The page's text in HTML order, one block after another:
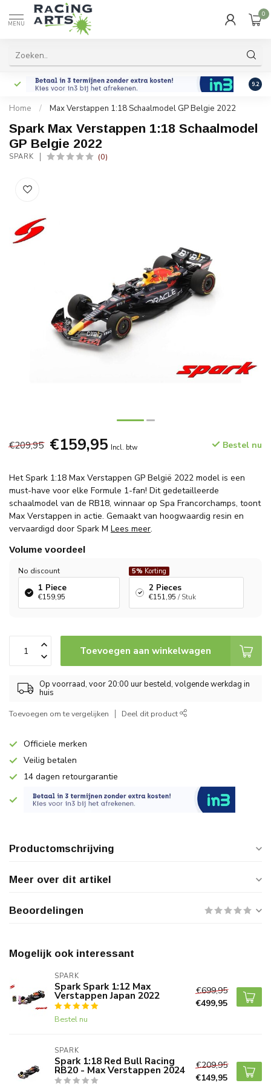
MENU
0
9.2
Home / Max Verstappen 1:18 Schaalmodel GP Belgie 2022
Spark Max Verstappen 1:18 Schaalmodel
GP Belgie 2022
SPARK (0)
€209,95 €159,95 Incl. btw Bestel nu
Het Spark 1:18 Max Verstappen GP België 2022 model is een
must-have voor elke Formule 1-fan! Dit gedetailleerde
schaalmodel van de RB18, winnaar op Spa Francorchamps, toont
Max Verstappen in actie. Gemaakt van hoogwaardig resin en
vervaardigd door Spark M Lees meer.
Volume voordeel
No discount
1 Piece
€159,95
5% Korting
2 Pieces
€151,95 / Stuk
Toevoegen aan winkelwagen
Op voorraad, voor 20:00 uur besteld, volgende werkdag in
huis
Toevoegen om te vergelijken Deel dit product
Officiele merken
Veilig betalen
14 dagen retourgarantie
Productomschrijving
Meer over dit artikel
Beoordelingen
Mogelijk ook interessant
SPARK
Spark Spark 1:12 Max
Verstappen Japan 2022
Bestel nu
€699,95
€499,95
SPARK
Spark 1:18 Red Bull Racing
RB20 - Max Verstappen 2024
€209,95
€149,95